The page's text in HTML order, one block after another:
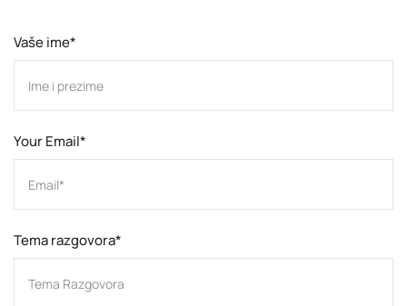
Vaše ime*
Your Email*
Tema razgovora*